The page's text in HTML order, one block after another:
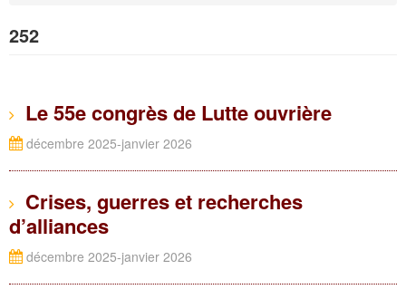
252
Le 55e congrès de Lutte ouvrière
décembre 2025-janvier 2026
Crises, guerres et recherches
d’alliances
décembre 2025-janvier 2026